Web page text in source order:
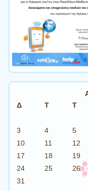
Δ
Τ Τ
3
4 5
10
11 12
17
18 19
24
25 26
31